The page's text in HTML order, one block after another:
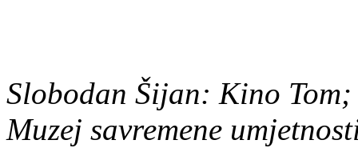
Slobodan Šijan: Kino
Muzej savremene